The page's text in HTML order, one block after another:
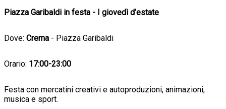
Piazza Garibaldi in festa - I giovedì d’estate
Dove: Crema - Piazza Garibaldi
Orario: 17:00-23:00
Festa con mercatini creativi e autoproduzioni, animazioni,
musica e sport.